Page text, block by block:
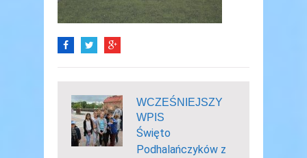
WCZEŚNIEJSZY
WPIS
Święto
Podhalańczyków z